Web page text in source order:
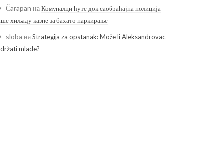
Čarapan наКомуналци ћуте док саобраћајна полиција
хиљаду казне за бахато паркирање
sloba наStrategija za opstanak: Može li Aleksandrovac
mlade?